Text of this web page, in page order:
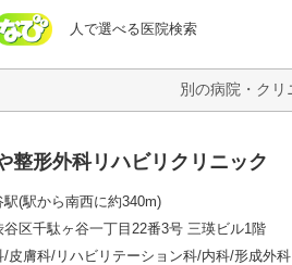
人で選べる医院検索
病院なび
整形外科リハビリクリニック
駅(駅から南西に約340m)
谷区千駄ヶ谷一丁目22番3号 三瑛ビル1階
皮膚科 リハビリテーション科 内科 形成外科